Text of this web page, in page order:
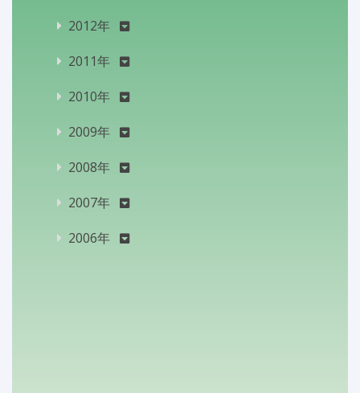
2012年
2011年
2010年
2009年
2008年
2007年
2006年